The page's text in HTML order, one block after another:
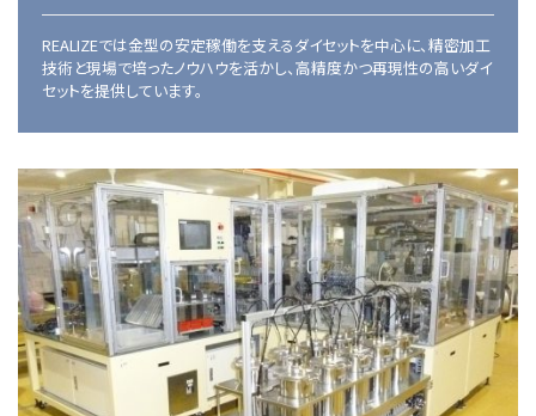
REALIZEでは金型の安定稼働を支えるダイセットを中心に、精密加工
技術と現場で培ったノウハウを活かし、高精度かつ再現性の高いダイ
セットを提供しています。